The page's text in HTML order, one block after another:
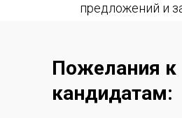
предложений и
Пожелания к
кандидатам: